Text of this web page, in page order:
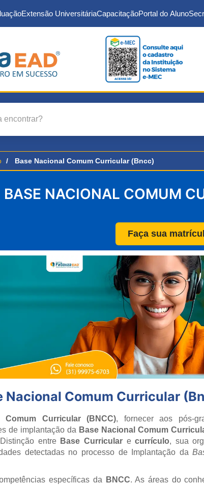
Extensão UniversitáriaCapacitaçãoPortal do Aluno
Base Nacional Comum Curricular (Bncc)
BASE NACIONAL COMUM
Faça sua
Nacional Comum Curricular
Comum Curricular (BNCC), fornecer aos pós-
de implantação da Base Nacional Comum
entre Base Curricularecurrículo, sua
detectadas no processo de Implantação da
específicas da
BNCC. As áreas do